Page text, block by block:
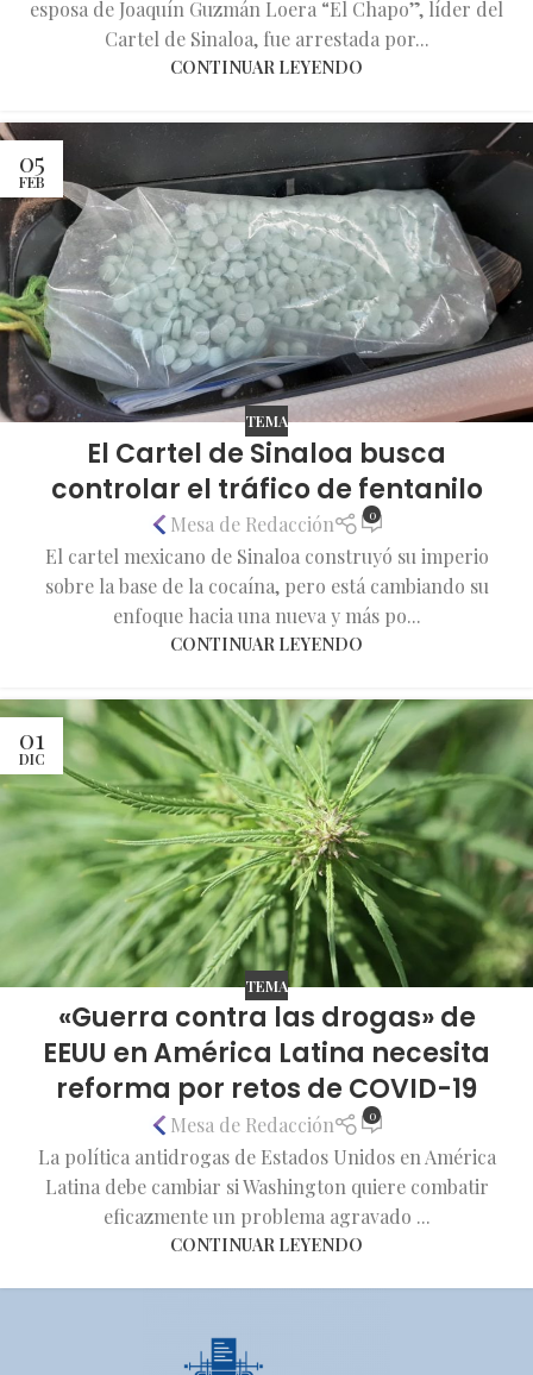
esposa de Joaquín Guzmán Loera “El Chapo”, líder del
Cartel de Sinaloa, fue arrestada por...
CONTINUAR LEYENDO
05
FEB
TEMA
El Cartel de Sinaloa busca
controlar el tráfico de fentanilo
Mesa de Redacción 0
El cartel mexicano de Sinaloa construyó su imperio
sobre la base de la cocaína, pero está cambiando su
enfoque hacia una nueva y más po...
CONTINUAR LEYENDO
01
DIC
TEMA
«Guerra contra las drogas» de
EEUU en América Latina necesita
reforma por retos de COVID-19
Mesa de Redacción 0
La política antidrogas de Estados Unidos en América
Latina debe cambiar si Washington quiere combatir
eficazmente un problema agravado ...
CONTINUAR LEYENDO